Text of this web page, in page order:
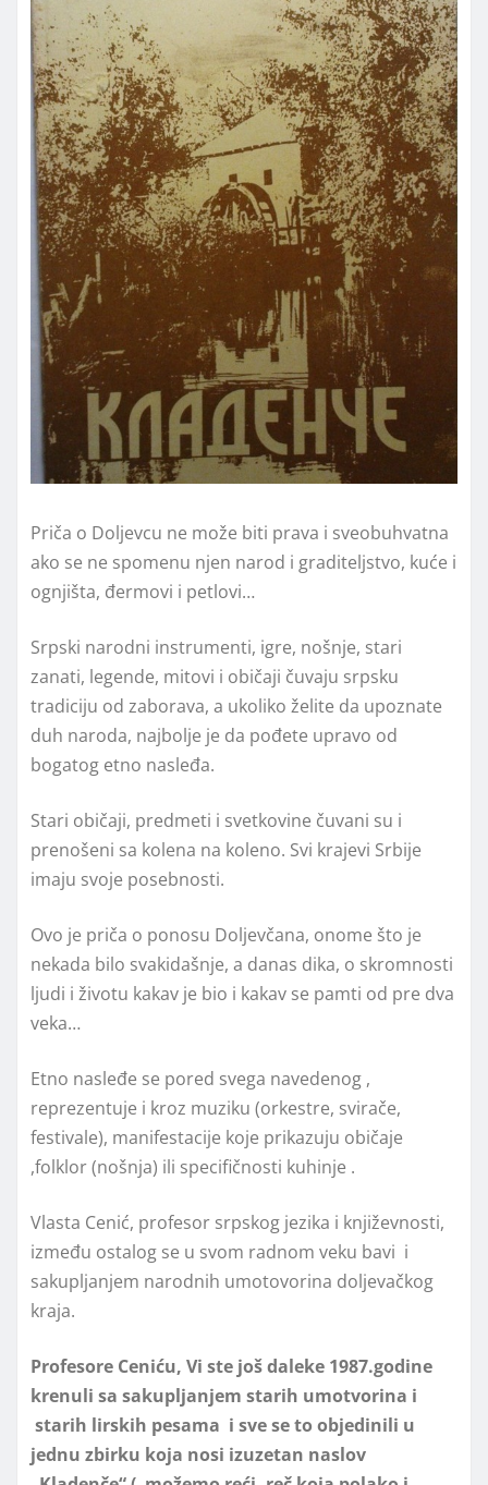
Priča o Doljevcu ne može biti prava i sveobuhvatna
ako se ne spomenu njen narod i graditeljstvo, kuće i
ognjišta, đermovi i petlovi…
Srpski narodni instrumenti, igre, nošnje, stari
zanati, legende, mitovi i običaji čuvaju srpsku
tradiciju od zaborava, a ukoliko želite da upoznate
duh naroda, najbolje je da pođete upravo od
bogatog etno nasleđa.
Stari običaji, predmeti i svetkovine čuvani su i
prenošeni sa kolena na koleno. Svi krajevi Srbije
imaju svoje posebnosti.
Ovo je priča o ponosu Doljevčana, onome što je
nekada bilo svakidašnje, a danas dika, o skromnosti
ljudi i životu kakav je bio i kakav se pamti od pre dva
veka…
Etno nasleđe se pored svega navedenog ,
reprezentuje i kroz muziku (orkestre, svirače,
festivale), manifestacije koje prikazuju običaje
,folklor (nošnja) ili specifičnosti kuhinje .
Vlasta Cenić, profesor srpskog jezika i književnosti,
između ostalog se u svom radnom veku bavi i
sakupljanjem narodnih umotovorina doljevačkog
kraja.
Profesore Ceniću, Vi ste još daleke 1987.godine
krenuli sa sakupljanjem starih umotvorina i
starih lirskih pesama i sve se to objedinili u
jednu zbirku koja nosi izuzetan naslov